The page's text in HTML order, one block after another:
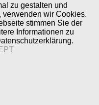
zu gestalten und
verwenden wir Cookies.
stimmen Sie der
Informationen zu